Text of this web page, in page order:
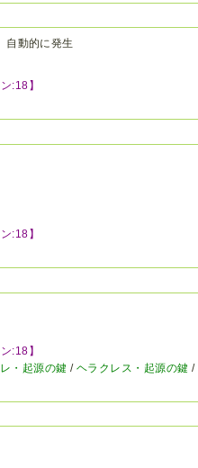
自動的に発生
:18】
:18】
:18】
・起源の鍵 / ヘラクレス・起源の鍵 /